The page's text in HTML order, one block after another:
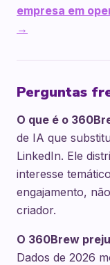
empresa em
→
Perguntas
O que é o
de IA que
LinkedIn. Ele
interesse
engajamento,
criador.
O 360Brew
Dados de 2026